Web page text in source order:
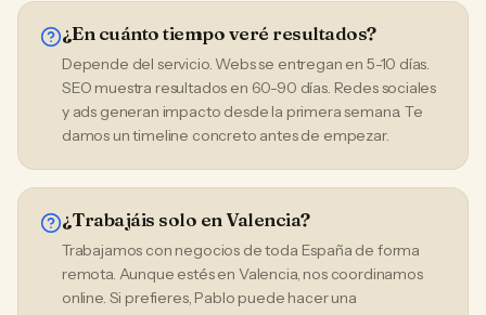
¿En cuánto tiempo veré resultados?
Depende del servicio. Webs se entregan en 5-10 días.
SEO muestra resultados en 60-90 días. Redes sociales
y ads generan impacto desde la primera semana. Te
damos un timeline concreto antes de empezar.
¿Trabajáis solo en Valencia?
Trabajamos con negocios de toda España de forma
remota. Aunque estés en Valencia, nos coordinamos
online. Si prefieres, Pablo puede hacer una